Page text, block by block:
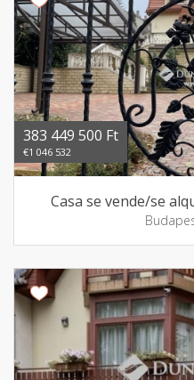
383 449 500 Ft
€1 046 532
Casa se vende/se